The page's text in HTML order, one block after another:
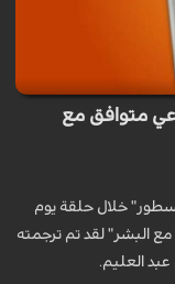
متوافق مع
خلال حلقة يوم
البشر" لقد تم ترجمته
العليم.